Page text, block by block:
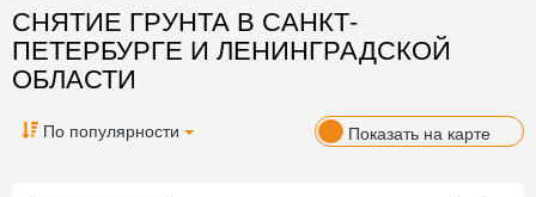
СНЯТИЕ ГРУНТА В САНКТ-
ПЕТЕРБУРГЕ И ЛЕНИНГРАДСКОЙ
ОБЛАСТИ
По популярности Показать на карте